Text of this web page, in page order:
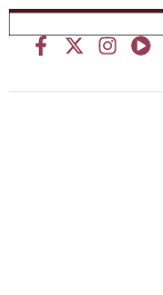
Ir
al
contenido
Buscar
…